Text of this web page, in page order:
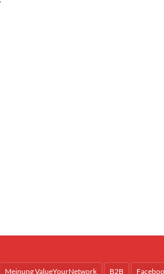
Meinung ValueYourNetwork B2B